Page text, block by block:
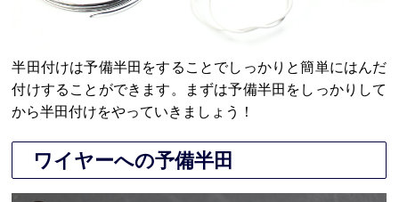
半田付けは予備半田をすることでしっかりと簡単にはんだ
付けすることができます。まずは予備半田をしっかりして
から半田付けをやっていきましょう！
ワイヤーへの予備半田